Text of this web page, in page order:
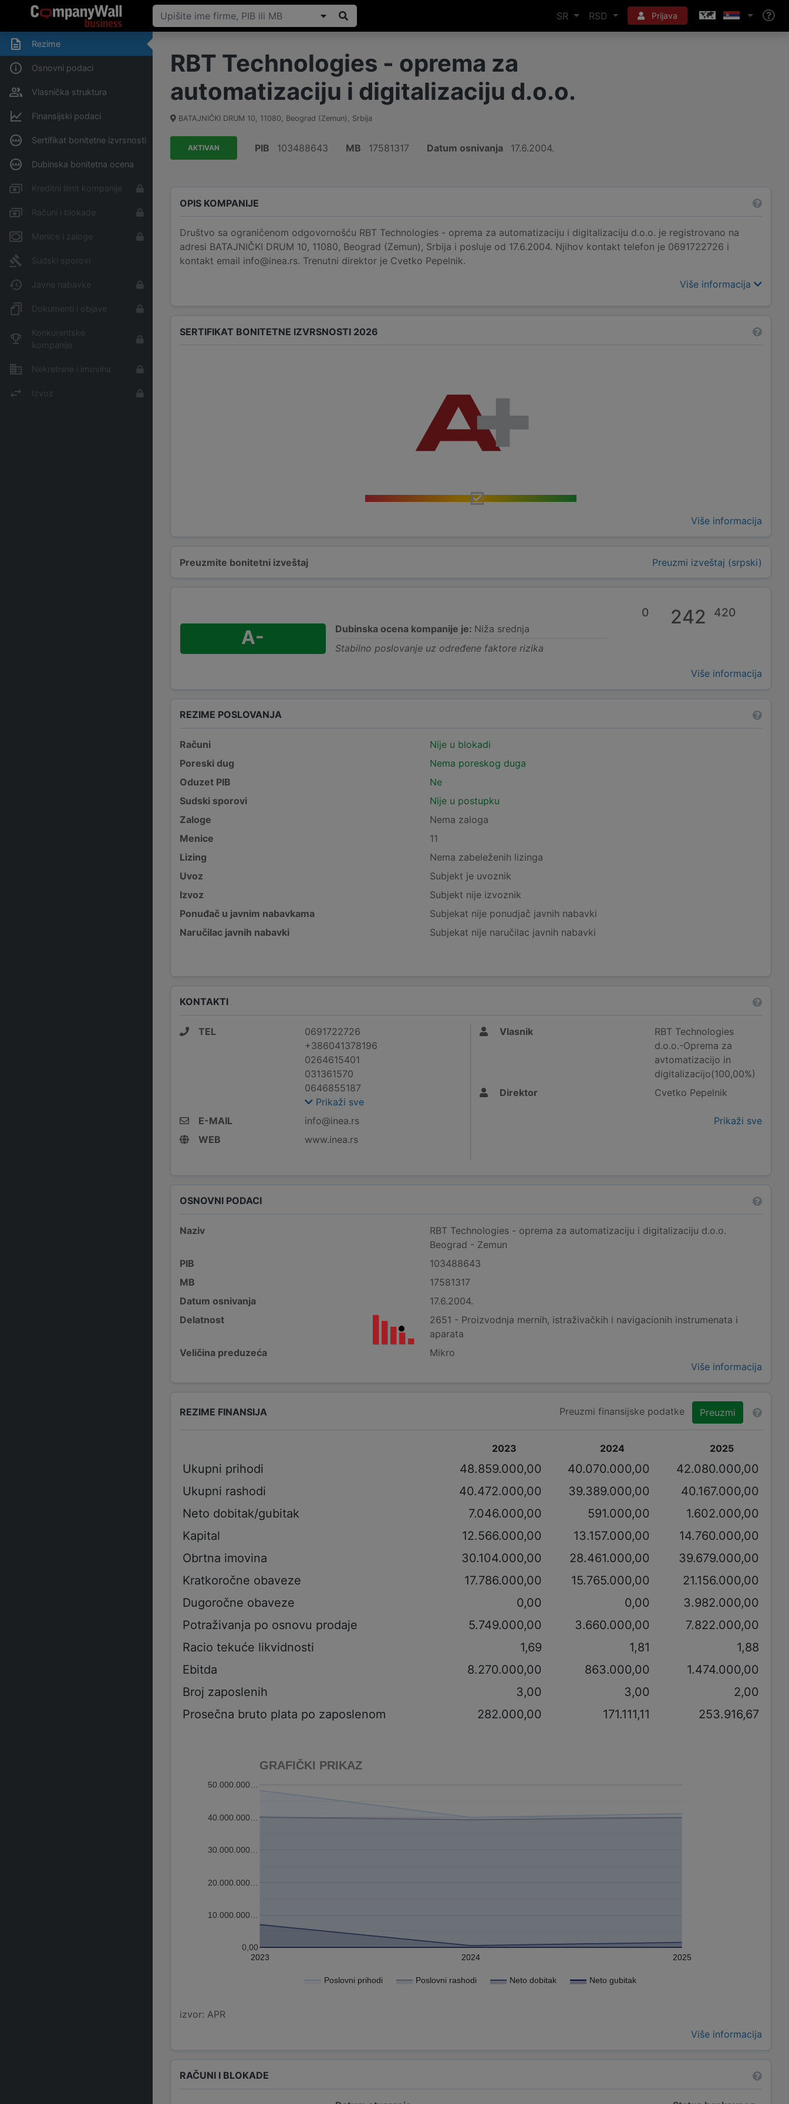
SR RSD Prijava
Rezime
Osnovni podaci
Vlasnička struktura
Finansijski podaci
Sertifikat bonitetne izvrsnosti
Dubinska bonitetna ocena
Kreditni limit kompanije
Računi i blokade
Menice i zaloge
Sudski sporovi
Javne nabavke
Dokumenti i objave
Konkurentske
kompanije
Nekretnine i imovina
Izvoz
RBT Technologies - oprema za
automatizaciju i digitalizaciju d.o.o.
BATAJNIČKI DRUM 10, 11080, Beograd (Zemun) , Srbija
AKTIVAN PIB 103488643 MB 17581317 Datum osnivanja 17.6.2004.
OPIS KOMPANIJE
Društvo sa ograničenom odgovornošću RBT Technologies - oprema za automatizaciju i digitalizaciju d.o.o. je registrovano na
adresi BATAJNIČKI DRUM 10, 11080, Beograd (Zemun), Srbija i posluje od 17.6.2004. Njihov kontakt telefon je 0691722726 i
kontakt email info@inea.rs. Trenutni direktor je Cvetko Pepelnik.
Više informacija
SERTIFIKAT BONITETNE IZVRSNOSTI 2026
Više informacija
Preuzmite bonitetni izveštaj Preuzmi izveštaj (srpski)
A- Dubinska ocena kompanije je: Niža srednja
Stabilno poslovanje uz određene faktore rizika
0 242 420
Više informacija
REZIME POSLOVANJA
Računi
Nije u blokadi
Poreski dug
Nema poreskog duga
Oduzet PIB
Ne
Sudski sporovi
Nije u postupku
Zaloge
Nema zaloga
Menice
11
Lizing
Nema zabeleženih lizinga
Uvoz
Subjekt je uvoznik
Izvoz
Subjekt nije izvoznik
Ponuđač u javnim nabavkama
Subjekat nije ponudjač javnih nabavki
Naručilac javnih nabavki
Subjekat nije naručilac javnih nabavki
KONTAKTI
TEL
0691722726
+386041378196
0264615401
031361570
0646855187
Prikaži sve
E-MAIL
info@inea.rs
WEB
www.inea.rs
Vlasnik
RBT Technologies
d.o.o.-Oprema za
avtomatizacijo in
digitalizacijo(100,00%)
Direktor
Cvetko Pepelnik
Prikaži sve
OSNOVNI PODACI
Naziv
RBT Technologies - oprema za automatizaciju i digitalizaciju d.o.o.
Beograd - Zemun
PIB
103488643
MB
17581317
Datum osnivanja
17.6.2004.
Delatnost
2651 - Proizvodnja mernih, istraživačkih i navigacionih instrumenata i
aparata
Veličina preduzeća
Mikro
Više informacija
REZIME FINANSIJA Preuzmi finansijske podatke Preuzmi
2023 2024 2025
Ukupni prihodi 48.859.000,00 40.070.000,00
42.080.000,00
Ukupni rashodi
40.472.000,00 39.389.000,00
40.167.000,00
Neto dobitak/gubitak
7.046.000,00 591.000,00
1.602.000,00
Kapital
12.566.000,00 13.157.000,00
14.760.000,00
Obrtna imovina
30.104.000,00 28.461.000,00
39.679.000,00
Kratkoročne obaveze
17.786.000,00 15.765.000,00
21.156.000,00
Dugoročne obaveze
0,00 0,00
3.982.000,00
Potraživanja po osnovu prodaje
5.749.000,00 3.660.000,00
7.822.000,00
Racio tekuće likvidnosti
1,69 1,81
1,88
Ebitda
8.270.000,00 863.000,00
1.474.000,00
Broj zaposlenih
3,00 3,00
2,00
Prosečna bruto plata po zaposlenom
282.000,00 171.111,11 253.916,67
GRAFIČKI PRIKAZ
Poslovni prihodi Poslovni rashodi Neto dobitak Neto gubitak
2023 2024 2025
0,00
10.000.000…
20.000.000…
30.000.000…
40.000.000…
50.000.000…
izvor: APR
Više informacija
RAČUNI I BLOKADE